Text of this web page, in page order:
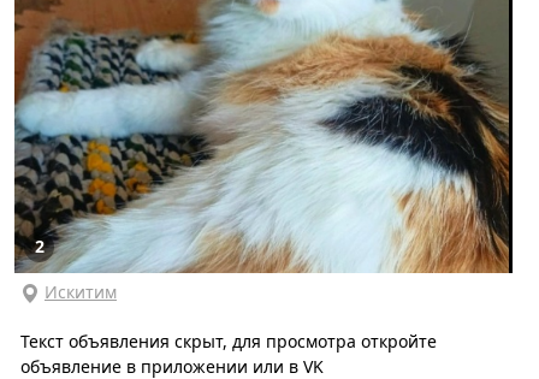
2
Искитим
Текст объявления скрыт, для просмотра откройте
объявление в приложении или в VK